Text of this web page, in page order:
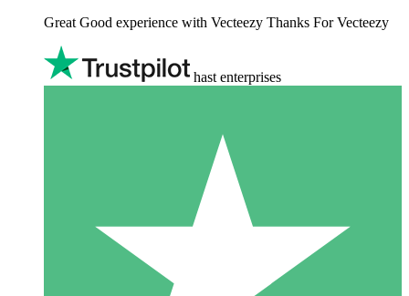
Great Good experience with Vecteezy Thanks For Vecteezy
hast enterprises